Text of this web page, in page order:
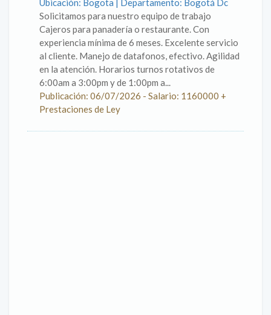
Ubicación: Bogota | Departamento: Bogotá Dc
Solicitamos para nuestro equipo de trabajo
Cajeros para panadería o restaurante. Con
experiencia mínima de 6 meses. Excelente servicio
al cliente. Manejo de datafonos, efectivo. Agilidad
en la atención. Horarios turnos rotativos de
6:00am a 3:00pm y de 1:00pm a...
Publicación: 06/07/2026 - Salario: 1160000 +
Prestaciones de Ley